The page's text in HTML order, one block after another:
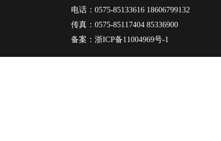
电话：0575-85133616 18606799132
传真：0575-85117404 85336900
备案：浙ICP备11004969号-1